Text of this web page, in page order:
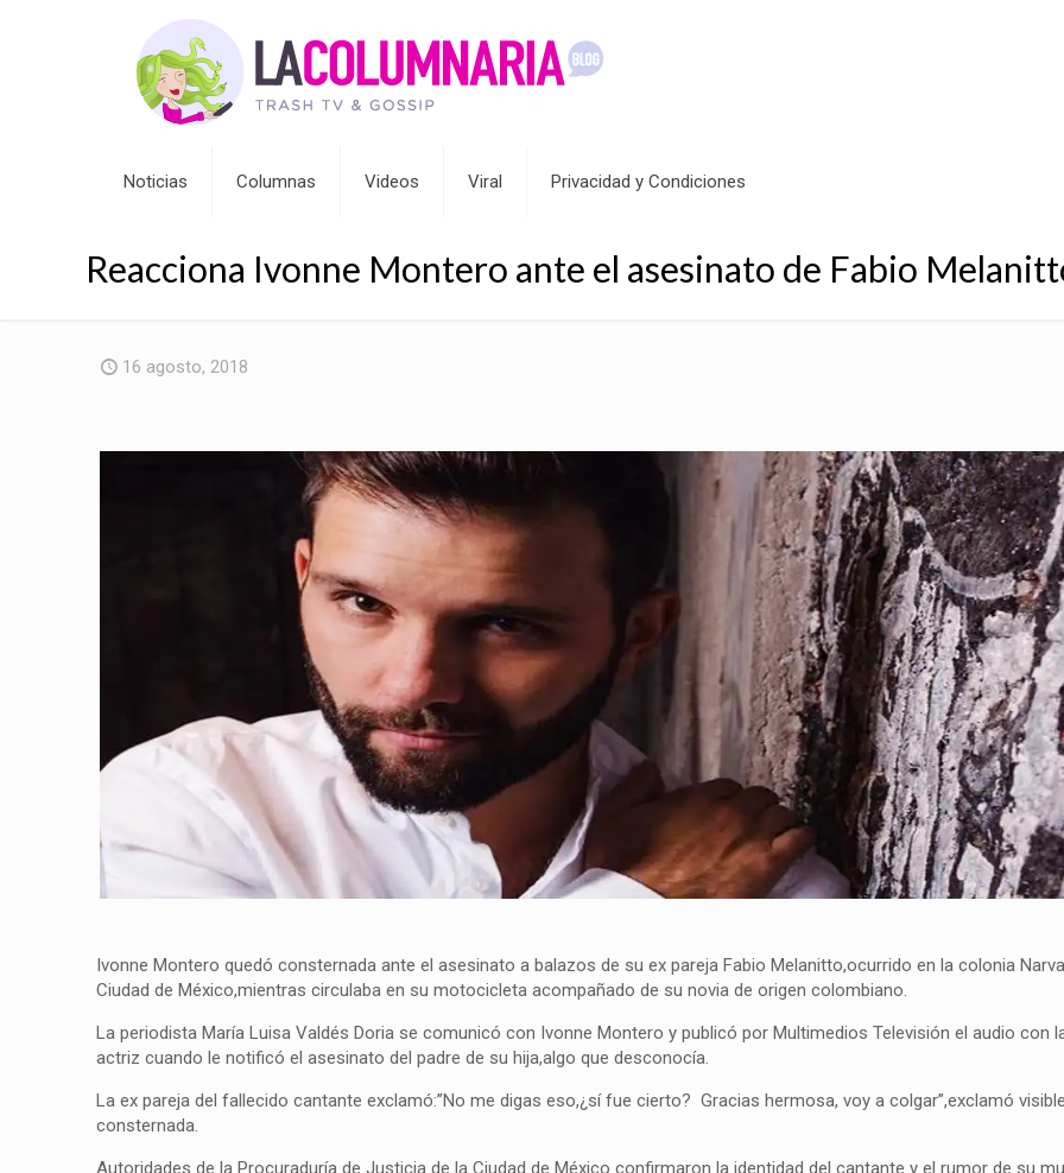
Noticias Columnas Videos Viral Privacidad y Condiciones
Reacciona Ivonne Montero ante el asesinato de Fabio
16 agosto, 2018
Ivonne Montero quedó consternada ante el asesinato a balazos de su ex pareja Fabio Melanitto,ocurrido en la colonia
Ciudad de México,mientras circulaba en su motocicleta acompañado de su novia de origen colombiano.
La periodista María Luisa Valdés Doria se comunicó con Ivonne Montero y publicó por Multimedios Televisión el audio con
actriz cuando le notificó el asesinato del padre de su hija,algo que desconocía.
La ex pareja del fallecido cantante exclamó:”No me digas eso,¿sí fue cierto? Gracias hermosa, voy a colgar”,exclamó
consternada.
Autoridades de la Procuraduría de Justicia de la Ciudad de México confirmaron la identidad del cantante y el rumor de su